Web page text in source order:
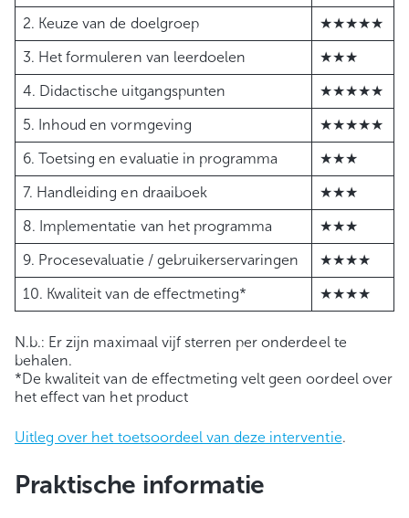
2. Keuze van de doelgroep
★★★★★
3. Het formuleren van leerdoelen
★★★
4. Didactische uitgangspunten
★★★★★
5. Inhoud en vormgeving
★★★★★
6. Toetsing en evaluatie in programma
★★★
7. Handleiding en draaiboek
★★★
8. Implementatie van het programma
★★★
9. Procesevaluatie / gebruikerservaringen
★★★★
10. Kwaliteit van de effectmeting*
★★★★
N.b.: Er zijn maximaal vijf sterren per onderdeel te
behalen.
*De kwaliteit van de effectmeting velt geen oordeel over
het effect van het product
Uitleg over het toetsoordeel van deze interventie.
Praktische informatie